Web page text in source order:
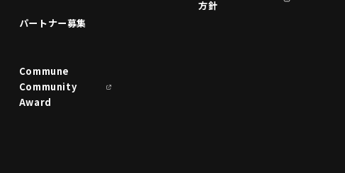
パートナー募集
Commune
Community
Award
方針